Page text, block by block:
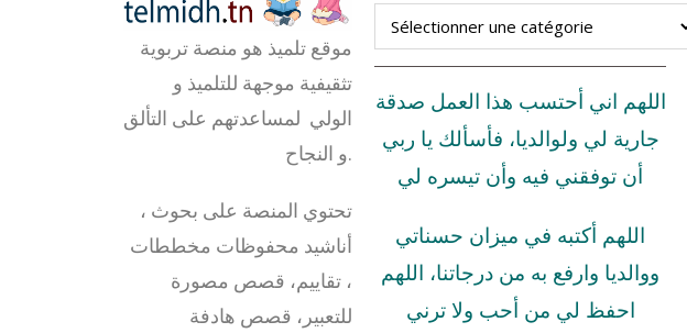
موقع تلميذ هو منصة تربوية
تثقيفية موجهة للتلميذ و
الولي لمساعدتهم على التألق
و النجاح.
تحتوي المنصة على بحوث ،
أناشيد محفوظات مخططات
، تقاييم، قصص مصورة
للتعبير، قصص هادفة
اللهم اني أحتسب هذا العمل صدقة
جارية لي ولوالديا، فأسألك يا ربي
أن توفقني فيه وأن تيسره لي
اللهم أكتبه في ميزان حسناتي
ووالديا وارفع به من درجاتنا، اللهم
احفظ لي من أحب ولا ترني